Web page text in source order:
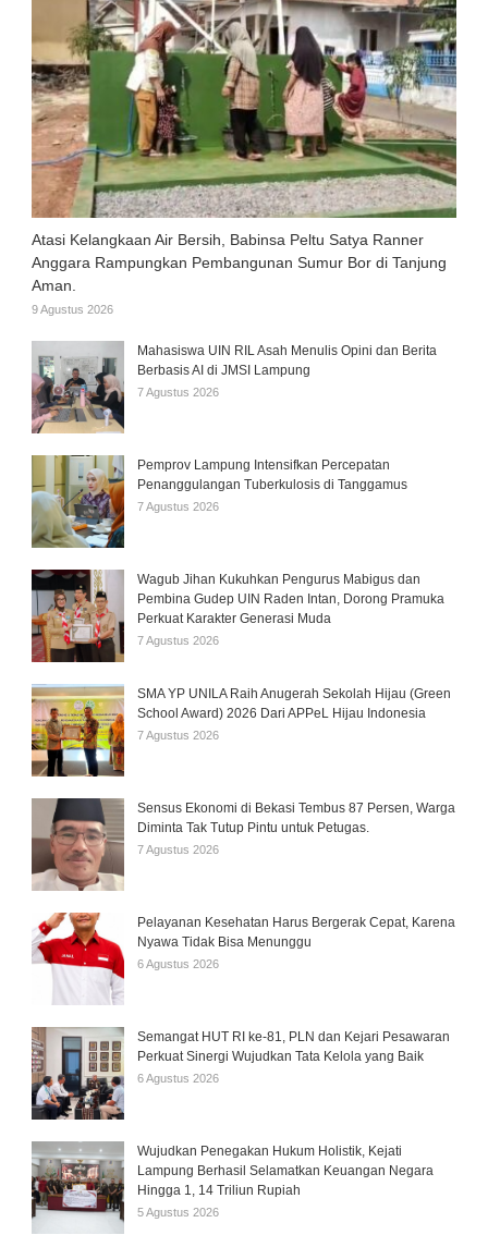
Atasi Kelangkaan Air Bersih, Babinsa Peltu Satya Ranner
Anggara Rampungkan Pembangunan Sumur Bor di Tanjung
Aman.
9 Agustus 2026
Mahasiswa UIN RIL Asah Menulis Opini dan Berita
Berbasis AI di JMSI Lampung
7 Agustus 2026
Pemprov Lampung Intensifkan Percepatan
Penanggulangan Tuberkulosis di Tanggamus
7 Agustus 2026
Wagub Jihan Kukuhkan Pengurus Mabigus dan
Pembina Gudep UIN Raden Intan, Dorong Pramuka
Perkuat Karakter Generasi Muda
7 Agustus 2026
SMA YP UNILA Raih Anugerah Sekolah Hijau (Green
School Award) 2026 Dari APPeL Hijau Indonesia
7 Agustus 2026
Sensus Ekonomi di Bekasi Tembus 87 Persen, Warga
Diminta Tak Tutup Pintu untuk Petugas.
7 Agustus 2026
Pelayanan Kesehatan Harus Bergerak Cepat, Karena
Nyawa Tidak Bisa Menunggu
6 Agustus 2026
Semangat HUT RI ke-81, PLN dan Kejari Pesawaran
Perkuat Sinergi Wujudkan Tata Kelola yang Baik
6 Agustus 2026
Wujudkan Penegakan Hukum Holistik, Kejati
Lampung Berhasil Selamatkan Keuangan Negara
Hingga 1, 14 Triliun Rupiah
5 Agustus 2026